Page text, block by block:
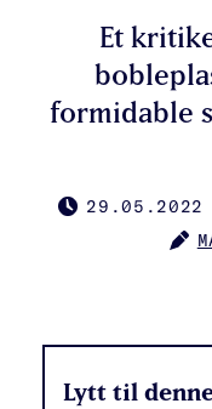
Et
formidable
PUBLISHED
29.05.2022
Lytt til